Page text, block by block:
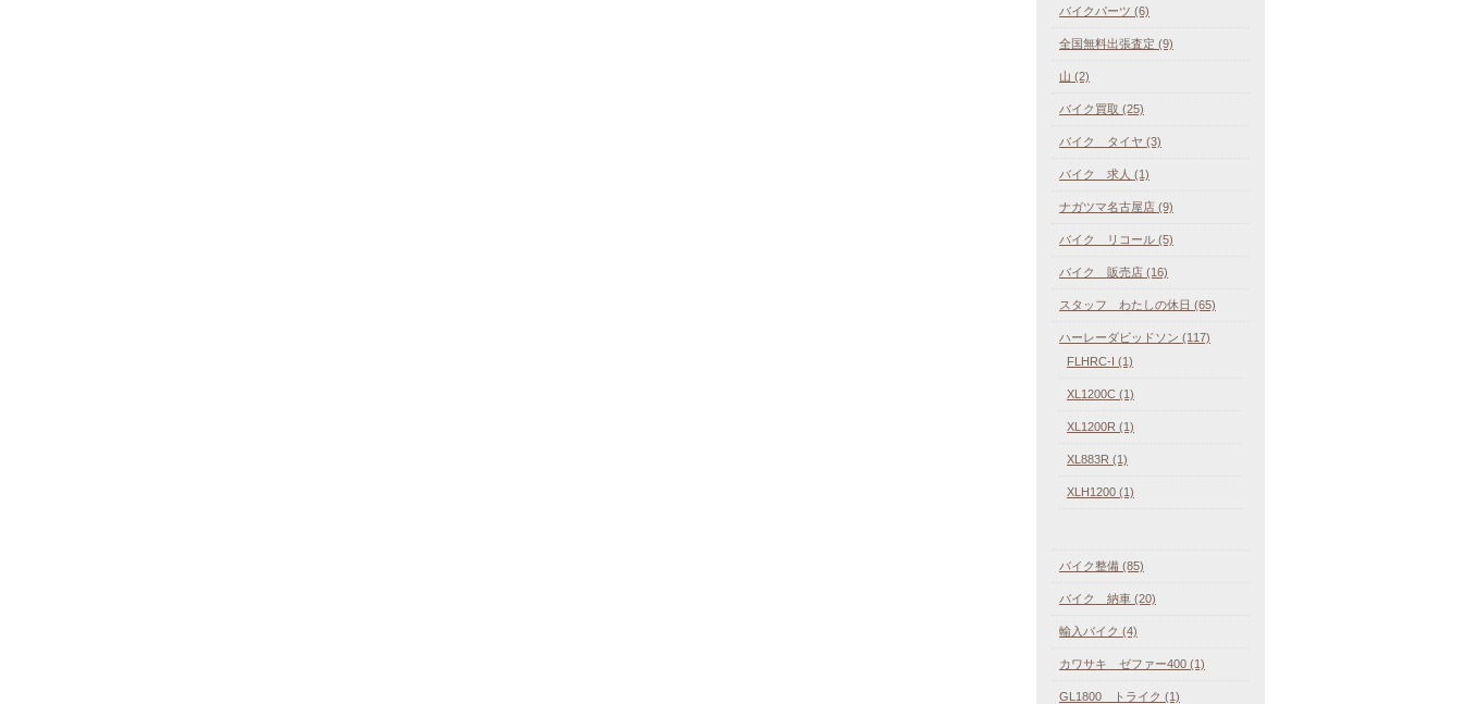
バイクパーツ (6)
全国無料出張査定 (9)
山 (2)
バイク買取 (25)
バイク タイヤ (3)
バイク 求人 (1)
ナガツマ名古屋店 (9)
バイク リコール (5)
バイク 販売店 (16)
スタッフ わたしの休日 (65)
ハーレーダビッドソン (117)
FLHRC-I (1)
XL1200C (1)
XL1200R (1)
XL883R (1)
XLH1200 (1)
バイク整備 (85)
バイク 納車 (20)
輸入バイク (4)
カワサキ ゼファー400 (1)
GL1800 トライク (1)